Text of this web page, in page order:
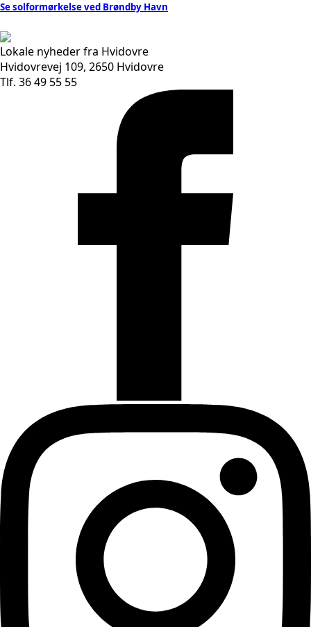
Se solformørkelse ved Brøndby Havn
Lokale nyheder fra Hvidovre
Hvidovrevej 109, 2650 Hvidovre
Tlf. 36 49 55 55